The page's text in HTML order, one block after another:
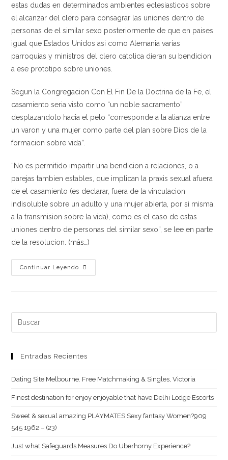
estas dudas en determinados ambientes eclesiasticos sobre
el alcanzar del clero para consagrar las uniones dentro de
personas de el similar sexo posteriormente de que en paises
igual que Estados Unidos asi­ como Alemania varias
parroquias y ministros del clero catolica dieran su bendicion
a ese prototipo sobre uniones.
Segun la Congregacion Con El Fin De la Doctrina de la Fe, el
casamiento seri­a visto como “un noble sacramento”
desplazandolo hacia el pelo “corresponde a la alianza entre
un varon y una mujer como parte del plan sobre Dios de la
formacion sobre vida”.
“No es permitido impartir una bendicion a relaciones, o a
parejas tambien estables, que implican la praxis sexual afuera
de el casamiento (es declarar, fuera de la vinculacion
indisoluble sobre un adulto y una mujer abierta, por si misma,
a la transmision sobre la vida), como es el caso de estas
uniones dentro de personas del similar sexo”, se lee en parte
de la resolucion. (más…)
Continuar Leyendo
impide
de
sexo
Buscar:
Entradas Recientes
Dating Site Melbourne. Free Matchmaking & Singles, Victoria
Finest destination for enjoy enjoyable that have Delhi Lodge Escorts
Sweet & sexual amazing PLAYMATES Sexy fantasy Women?909
545 1962 – (23)
Just what Safeguards Measures Do Uberhorny Experience?